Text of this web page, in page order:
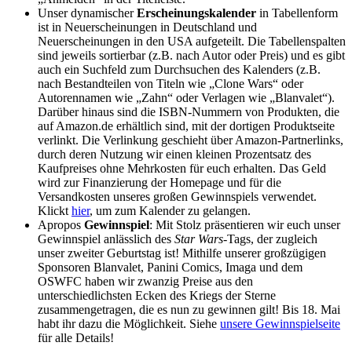
Unser dynamischerErscheinungskalender in Tabellenform
ist in Neuerscheinungen in Deutschland und
Neuerscheinungen in den USA aufgeteilt. Die Tabellenspalten
sind jeweils sortierbar (z.B. nach Autor oder Preis) und es gibt
auch ein Suchfeld zum Durchsuchen des Kalenders (z.B.
nach Bestandteilen von Titeln wie „Clone Wars“ oder
Autorennamen wie „Zahn“ oder Verlagen wie „Blanvalet“).
Darüber hinaus sind die ISBN-Nummern von Produkten, die
auf Amazon.de erhältlich sind, mit der dortigen Produktseite
verlinkt. Die Verlinkung geschieht über Amazon-Partnerlinks,
durch deren Nutzung wir einen kleinen Prozentsatz des
Kaufpreises ohne Mehrkosten für euch erhalten. Das Geld
wird zur Finanzierung der Homepage und für die
Versandkosten unseres großen Gewinnspiels verwendet.
Klickthier, um zum Kalender zu gelangen.
Apropos Gewinnspiel: Mit Stolz präsentieren wir euch unser
Gewinnspiel anlässlich des Star Wars-Tags, der zugleich
unser zweiter Geburtstag ist! Mithilfe unserer großzügigen
Sponsoren Blanvalet, Panini Comics, Imaga und dem
OSWFC haben wir zwanzig Preise aus den
unterschiedlichsten Ecken des Kriegs der Sterne
zusammengetragen, die es nun zu gewinnen gilt! Bis 18. Mai
habt ihr dazu die Möglichkeit. Siehe unsere Gewinnspielseite
für alle Details!